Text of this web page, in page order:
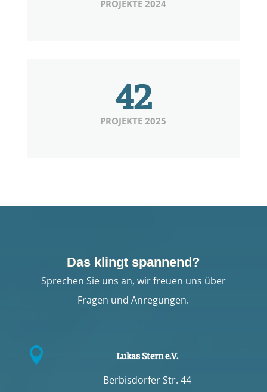
PROJEKTE 2024
42
PROJEKTE 2025
Das klingt spannend?
Sprechen Sie uns an, wir freuen uns über
Fragen und Anregungen.
 Lukas Stern e.V.
Berbisdorfer Str. 44